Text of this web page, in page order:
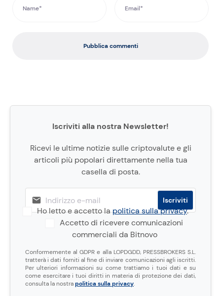
Pubblica commenti
Iscriviti alla nostra Newsletter!
Ricevi le ultime notizie sulle criptovalute e gli
articoli più popolari direttamente nella tua
casella di posta.
Ho letto e accetto lapolitica sulla privacy.
Accetto di ricevere comunicazioni
commerciali da Bitnovo
Conformemente al GDPR e alla LOPDGDD, PRESSBROKERS S.L.
tratterà i dati forniti al fine di inviare comunicazioni agli iscritti.
Per ulteriori informazioni su come trattiamo i tuoi dati e su
come esercitare i tuoi diritti in materia di protezione dei dati,
consulta la nostrapolitica sulla privacy.